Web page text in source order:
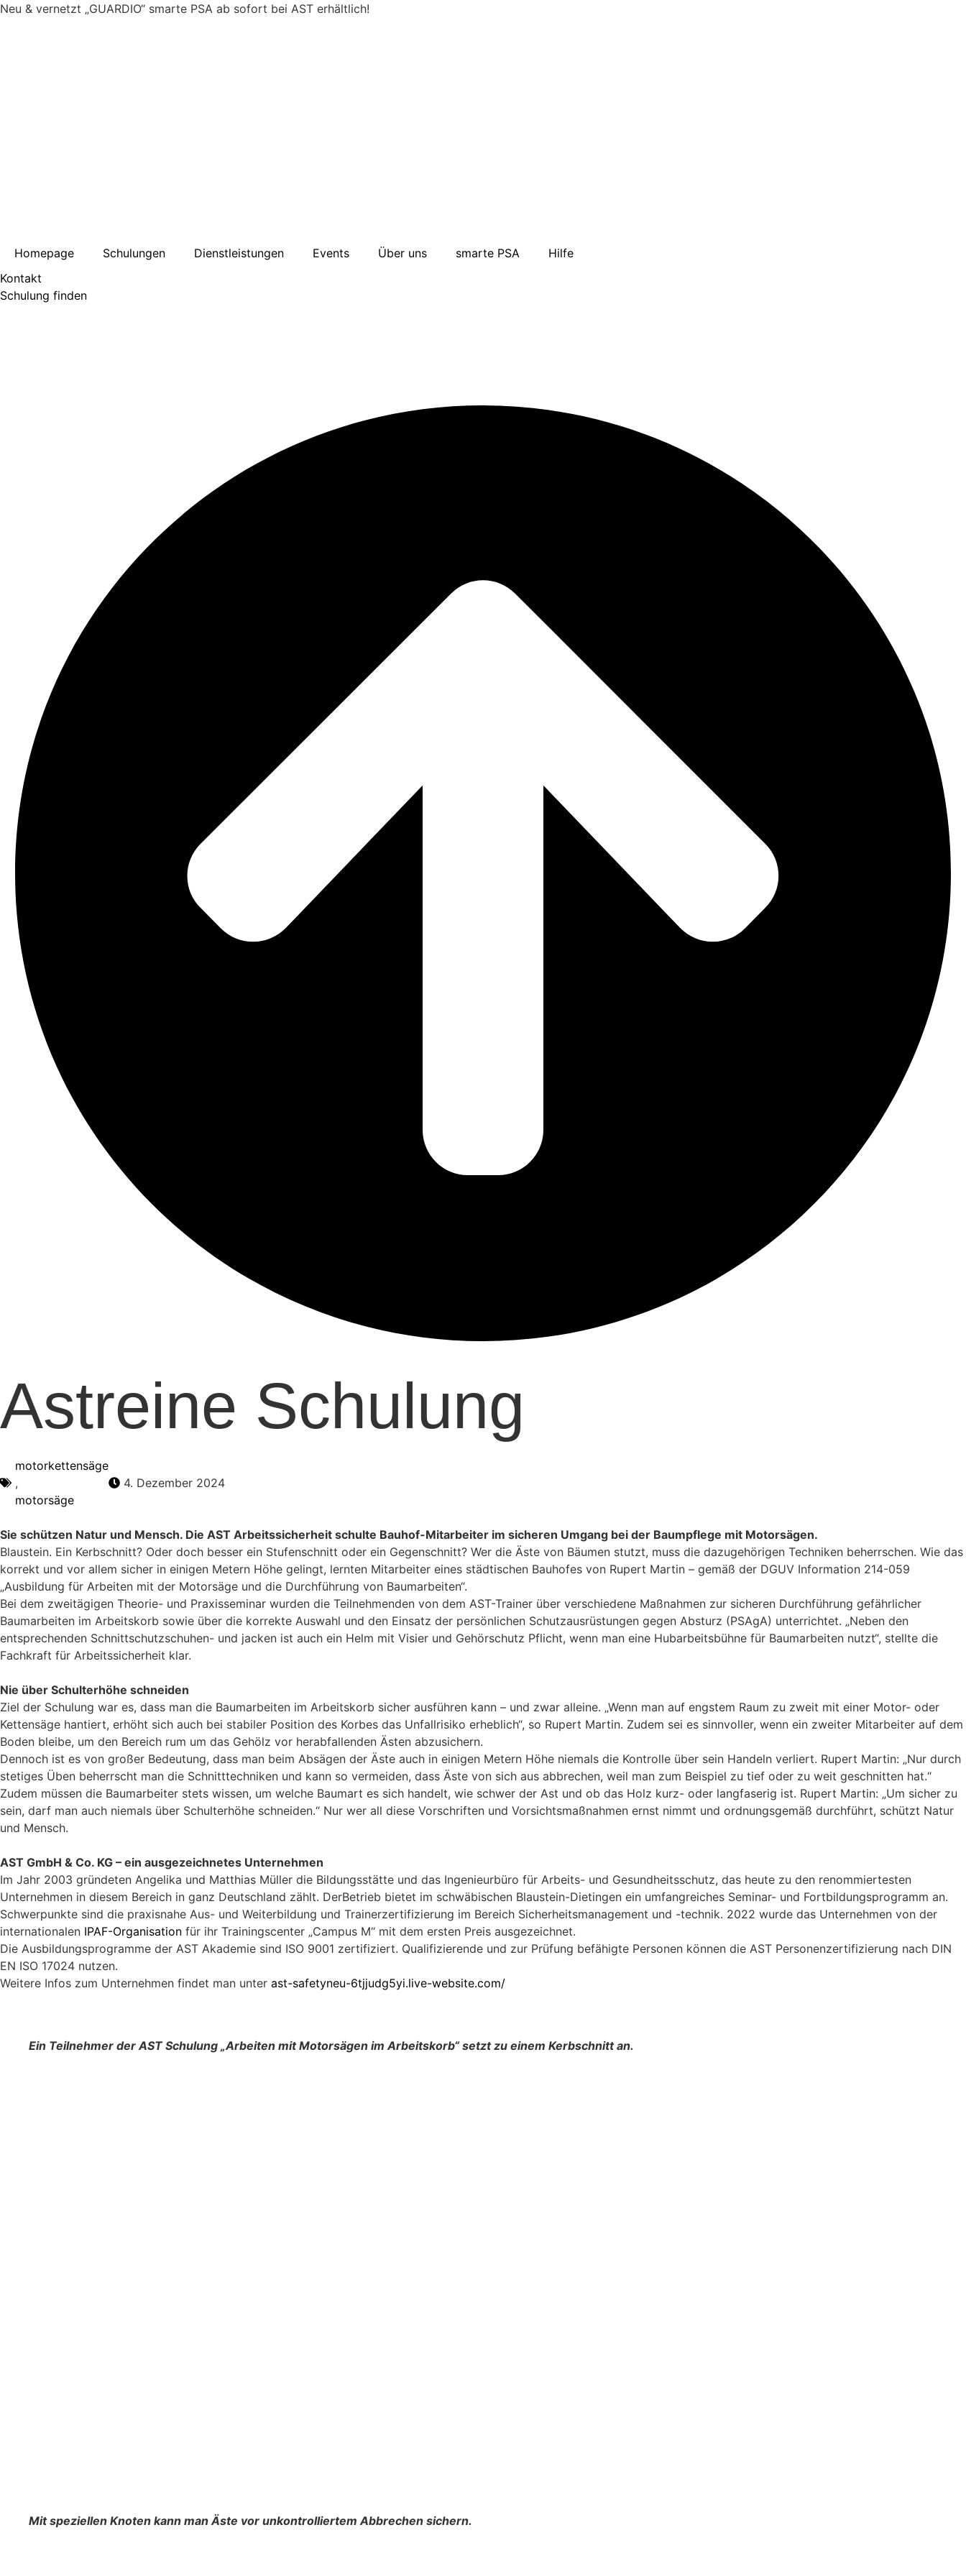
springen
Neu & vernetzt „GUARDIO“ smarte PSA ab sofort bei AST erhältlich!
Homepage Schulungen Dienstleistungen Events Über uns smarte PSA
Hilfe
Kontakt
Schulung finden
Astreine Schulung
motorkettensäge
,
motorsäge
4. Dezember 2024
Sie schützen Natur und Mensch. Die AST Arbeitssicherheit schulte Bauhof-Mitarbeiter im sicheren Umgang bei der Baumpflege mit Motorsägen.
Blaustein. Ein Kerbschnitt? Oder doch besser ein Stufenschnitt oder ein Gegenschnitt? Wer die Äste von Bäumen stutzt, muss die dazugehörigen Techniken beherrschen. Wie das
korrekt und vor allem sicher in einigen Metern Höhe gelingt, lernten Mitarbeiter eines städtischen Bauhofes von Rupert Martin – gemäß der DGUV Information 214-059
„Ausbildung für Arbeiten mit der Motorsäge und die Durchführung von Baumarbeiten“.
Bei dem zweitägigen Theorie- und Praxisseminar wurden die Teilnehmenden von dem AST-Trainer über verschiedene Maßnahmen zur sicheren Durchführung gefährlicher
Baumarbeiten im Arbeitskorb sowie über die korrekte Auswahl und den Einsatz der persönlichen Schutzausrüstungen gegen Absturz (PSAgA) unterrichtet. „Neben den
entsprechenden Schnittschutzschuhen- und jacken ist auch ein Helm mit Visier und Gehörschutz Pflicht, wenn man eine Hubarbeitsbühne für Baumarbeiten nutzt“, stellte die
Fachkraft für Arbeitssicherheit klar.
Nie über Schulterhöhe schneiden
Ziel der Schulung war es, dass man die Baumarbeiten im Arbeitskorb sicher ausführen kann – und zwar alleine. „Wenn man auf engstem Raum zu zweit mit einer Motor- oder
Kettensäge hantiert, erhöht sich auch bei stabiler Position des Korbes das Unfallrisiko erheblich“, so Rupert Martin. Zudem sei es sinnvoller, wenn ein zweiter Mitarbeiter auf dem
Boden bleibe, um den Bereich rum um das Gehölz vor herabfallenden Ästen abzusichern.
Dennoch ist es von großer Bedeutung, dass man beim Absägen der Äste auch in einigen Metern Höhe niemals die Kontrolle über sein Handeln verliert. Rupert Martin: „Nur durch
stetiges Üben beherrscht man die Schnitttechniken und kann so vermeiden, dass Äste von sich aus abbrechen, weil man zum Beispiel zu tief oder zu weit geschnitten hat.“
Zudem müssen die Baumarbeiter stets wissen, um welche Baumart es sich handelt, wie schwer der Ast und ob das Holz kurz- oder langfaserig ist. Rupert Martin: „Um sicher zu
sein, darf man auch niemals über Schulterhöhe schneiden.“ Nur wer all diese Vorschriften und Vorsichtsmaßnahmen ernst nimmt und ordnungsgemäß durchführt, schützt Natur
und Mensch.
AST GmbH & Co. KG – ein ausgezeichnetes Unternehmen
Im Jahr 2003 gründeten Angelika und Matthias Müller die Bildungsstätte und das Ingenieurbüro für Arbeits- und Gesundheitsschutz, das heute zu den renommiertesten
Unternehmen in diesem Bereich in ganz Deutschland zählt. DerBetrieb bietet im schwäbischen Blaustein-Dietingen ein umfangreiches Seminar- und Fortbildungsprogramm an.
Schwerpunkte sind die praxisnahe Aus- und Weiterbildung und Trainerzertifizierung im Bereich Sicherheitsmanagement und -technik. 2022 wurde das Unternehmen von der
internationalen IPAF-Organisation für ihr Trainingscenter „Campus M“ mit dem ersten Preis ausgezeichnet.
Die Ausbildungsprogramme der AST Akademie sind ISO 9001 zertifiziert. Qualifizierende und zur Prüfung befähigte Personen können die AST Personenzertifizierung nach DIN
EN ISO 17024 nutzen.
Weitere Infos zum Unternehmen findet man unter ast-safetyneu-6tjjudg5yi.live-website.com/
Ein Teilnehmer der AST Schulung „Arbeiten mit Motorsägen im Arbeitskorb“ setzt zu einem Kerbschnitt an.
Mit speziellen Knoten kann man Äste vor unkontrolliertem Abbrechen sichern.